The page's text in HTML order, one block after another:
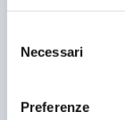
delNecessari
Preferenze
GESTIONE